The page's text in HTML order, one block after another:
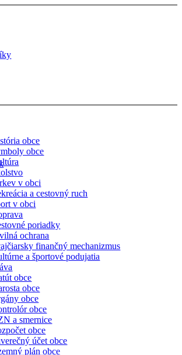
obce
obce
v obci
a cestovný ruch
v obci
poriadky
ochrana
finančný mechanizmus
a športové podujatia
obce
obce
obce
obce
a smernice
obce
účet obce
plán obce